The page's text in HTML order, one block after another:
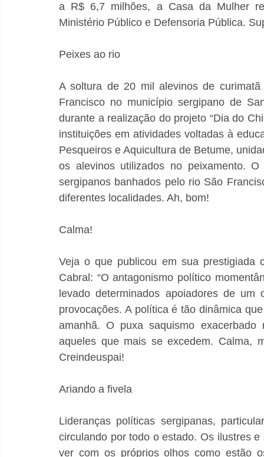
a R$ 6,7 milhões, a Casa da Mulher
Ministério Público e Defensoria Pública.
Peixes ao rio
A soltura de 20 mil alevinos de
Francisco no município sergipano de
durante a realização do projeto “Dia do
instituições em atividades voltadas à
Pesqueiros e Aquicultura de Betume,
os alevinos utilizados no peixamento.
sergipanos banhados pelo rio São
diferentes localidades. Ah, bom!
Calma!
Veja o que publicou em sua prestigiada
Cabral: “O antagonismo político
levado determinados apoiadores de
provocações. A política é tão dinâmica
amanhã. O puxa saquismo
aqueles que mais se excedem. Calma,
Creindeuspai!
Ariando a fivela
Lideranças políticas sergipanas,
circulando por todo o estado. Os ilustres
ver com os próprios olhos como estão